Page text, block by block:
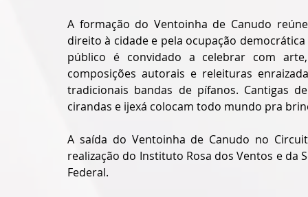
A formação do Ventoinha de Canudo
direito à cidade e pela ocupação
público é convidado a celebrar com
composições autorais e releituras
tradicionais bandas de pífanos. Cantigas
cirandas e ijexá colocam todo mundo pra
A saída do Ventoinha de Canudo no
realização do Instituto Rosa dos Ventos e da
Federal.